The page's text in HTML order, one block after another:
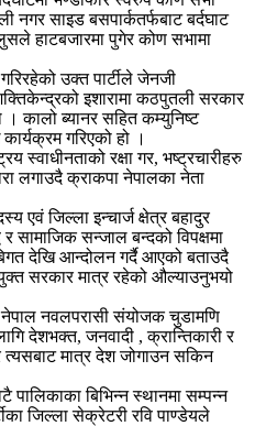
नगर साइड बसपार्कतर्फबाट बर्दघाट
हाटबजारमा पुगेर कोण सभामा
उक्त पार्टीले जेनजी
इशारामा कठपुतली सरकार
। कालो ब्यानर सहित कम्युनिष्ट
कार्यक्रम गरिएको हो ।
स्वाधीनताको रक्षा गर, भष्ट्रचारीहरु
लगाउदै क्राकपा नेपालका नेता
एवं जिल्ला इन्चार्ज क्षेत्र बहादुर
सामाजिक सन्जाल बन्दको विपक्षमा
देखि आन्दोलन गर्दै आएको बताउदै
सरकार मात्र रहेको औल्याउनुभयो
नेपाल नवलपरासी संयोजक चुडामणि
देशभक्त, जनवादी , क्रान्तिकारी र
मात्र देश जोगाउन सकिन
बिभिन्न स्थानमा सम्पन्न
जिल्ला सेक्रेटरी रवि पाण्डेयले